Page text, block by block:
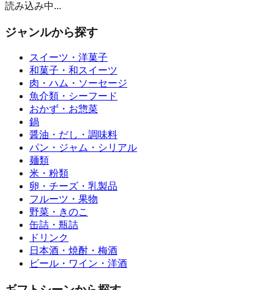
読み込み中...
ジャンルから探す
スイーツ・洋菓子
和菓子・和スイーツ
肉・ハム・ソーセージ
魚介類・シーフード
おかず・お惣菜
鍋
醤油・だし・調味料
パン・ジャム・シリアル
麺類
米・粉類
卵・チーズ・乳製品
フルーツ・果物
野菜・きのこ
缶詰・瓶詰
ドリンク
日本酒・焼酎・梅酒
ビール・ワイン・洋酒